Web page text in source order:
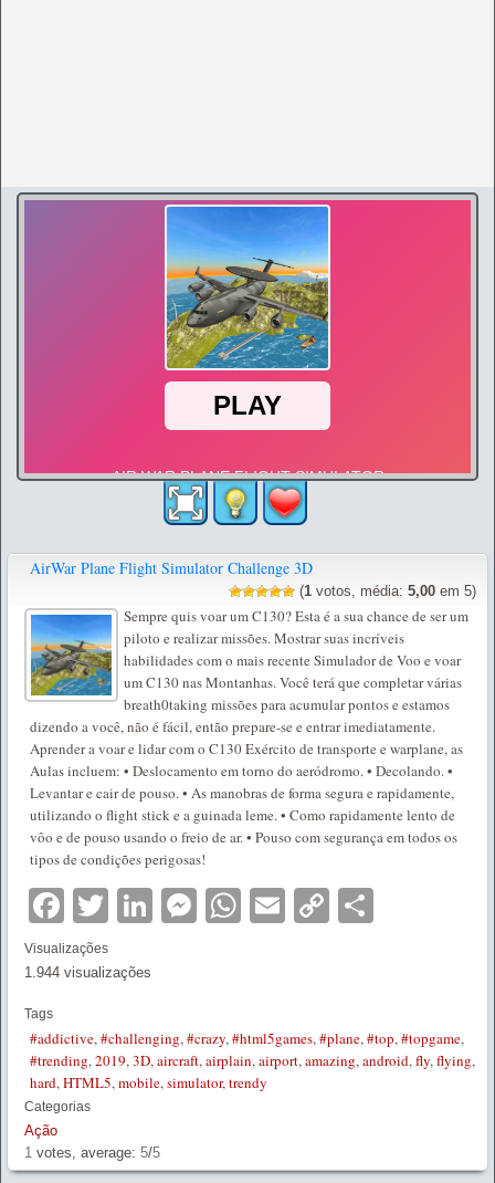
AirWar Plane Flight Simulator Challenge 3D
(1 votos, média: 5,00 em 5)
Sempre quis voar um C130? Esta é a sua chance de ser um
piloto e realizar missões. Mostrar suas incríveis
habilidades com o mais recente Simulador de Voo e voar
um C130 nas Montanhas. Você terá que completar várias
breath0taking missões para acumular pontos e estamos
dizendo a você, não é fácil, então prepare-se e entrar imediatamente.
Aprender a voar e lidar com o C130 Exército de transporte e warplane, as
Aulas incluem: • Deslocamento em torno do aeródromo. • Decolando. •
Levantar e cair de pouso. • As manobras de forma segura e rapidamente,
utilizando o flight stick e a guinada leme. • Como rapidamente lento de
vôo e de pouso usando o freio de ar. • Pouso com segurança em todos os
tipos de condições perigosas!
Facebook
TwitterLinkedIn
Messenger
WhatsApp
EmailCopy
Visualizações
1.944 visualizações
Tags
#addictive,#challenging,#crazy,#html5games,#plane,#top,#topgame,
#trending,2019,3D,aircraft,airplain,airport,amazing,android,fly,flying,
hard,HTML5,mobile,simulator,trendy
Categorias
Ação
1 votes, average: 5/5